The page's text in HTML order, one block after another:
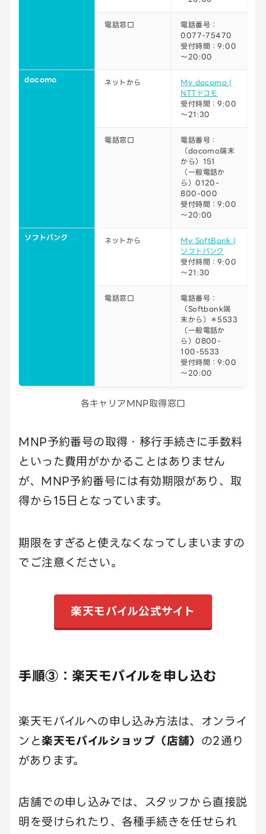
電話窓口
電話番号：
0077-75470
受付時間：9:00
～20:00
docomo ネットから
My docomo |
NTTドコモ
受付時間：9:00
～21:30
電話窓口
電話番号：
（docomo端末
から）151
（一般電話か
ら）0120-
800-000
受付時間：9:00
～20:00
ソフトバンク ネットから
My SoftBank |
ソフトバンク
受付時間：9:00
～21:30
電話窓口
電話番号：
（Softbank端
末から）＊5533
（一般電話か
ら）0800-
100-5533
受付時間：9:00
～20:00
各キャリアMNP取得窓口
MNP予約番号の取得・移行手続きに手数料
といった費用がかかることはありません
が、MNP予約番号には有効期限があり、取
得から15日となっています。
期限をすぎると使えなくなってしまいますの
でご注意ください。
楽天モバイル公式サイト
手順③：楽天モバイルを申し込む
楽天モバイルへの申し込み方法は、オンライ
ンと楽天モバイルショップ（店舗） の2通り
があります。
店舗での申し込みでは、スタッフから直接説
明を受けられたり、各種手続きを任せられ